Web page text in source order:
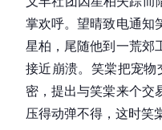
掌欢呼。望晴致电通知
星柏，尾随他到一荒郊
接近崩溃。笑棠把宠
密，提出与笑棠来个交
压得动弹不得，这时笑